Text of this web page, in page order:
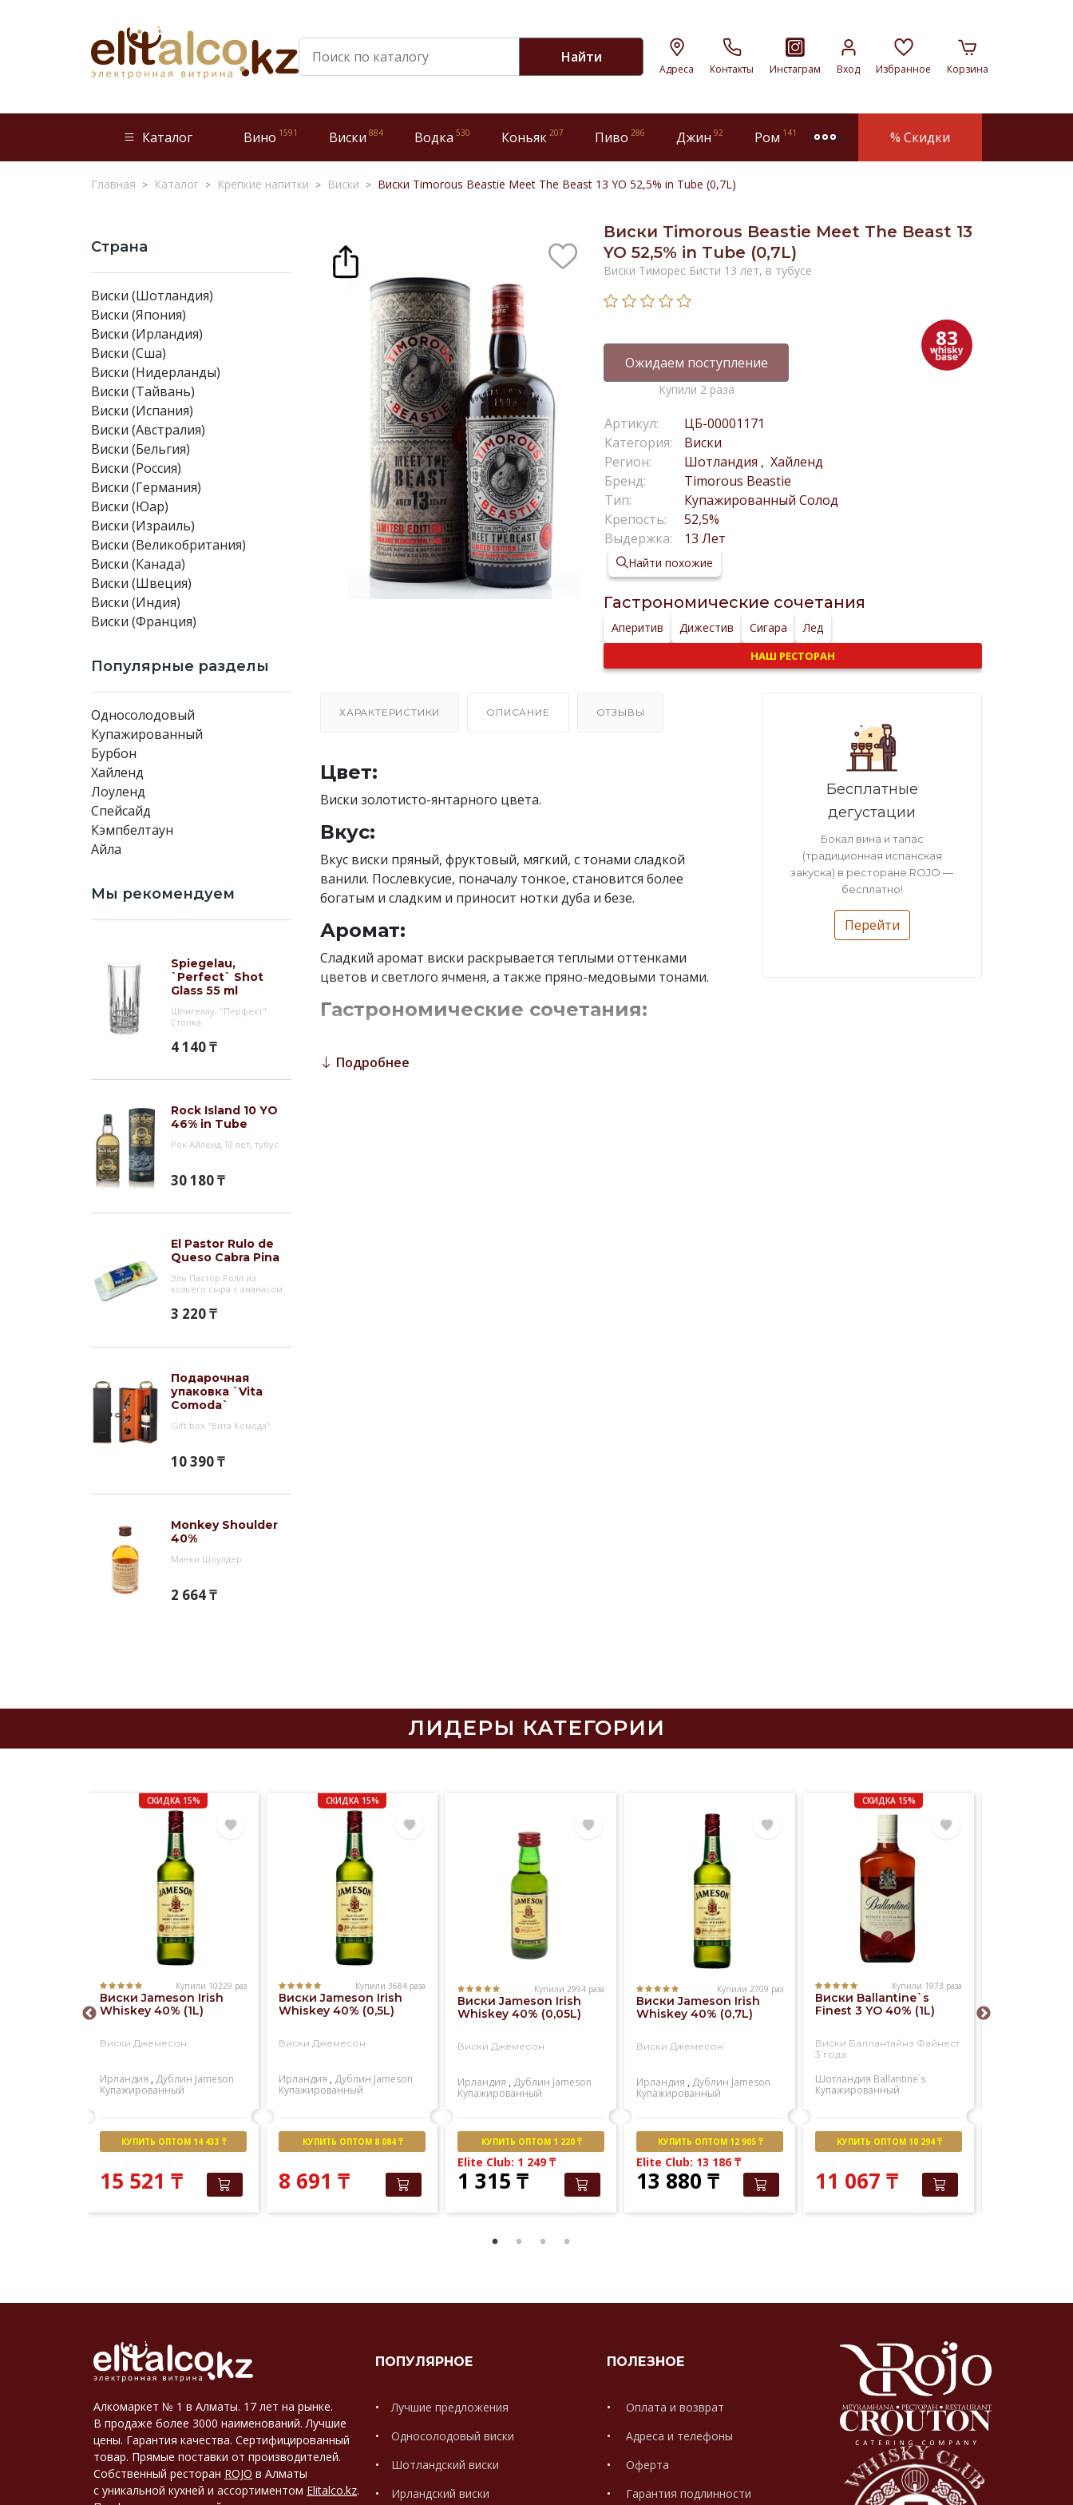
Найти
Адреса Контакты Инстаграм Вход Избранное Корзина
Каталог Вино 1591 Виски 884 Водка 530 Коньяк 207 Пиво 286 Джин 92 Ром 141 more % Скидки
Главная Каталог Крепкие напитки Виски Виски Timorous Beastie Meet The Beast 13 YO 52,5% in Tube (0,7L)
Страна
Виски (Шотландия)
Виски (Япония)
Виски (Ирландия)
Виски (Сша)
Виски (Нидерланды)
Виски (Тайвань)
Виски (Испания)
Виски (Австралия)
Виски (Бельгия)
Виски (Россия)
Виски (Германия)
Виски (Юар)
Виски (Израиль)
Виски (Великобритания)
Виски (Канада)
Виски (Швеция)
Виски (Индия)
Виски (Франция)
Популярные разделы
Односолодовый
Купажированный
Бурбон
Хайленд
Лоуленд
Спейсайд
Кэмпбелтаун
Айла
Мы рекомендуем
Spiegelau,
`Perfect` Shot
Glass 55 ml
Шпигелау, "Перфект"
Стопка
4 140 ₸
Rock Island 10 YO
46% in Tube
Рок Айленд 10 лет, тубус
30 180 ₸
El Pastor Rulo de
Queso Cabra Pina
Эль Пастор Ролл из
козьего сыра с ананасом
3 220 ₸
Подарочная
упаковка `Vita
Comoda`
Gift box "Вита Комода"
10 390 ₸
Monkey Shoulder
40%
Манки Шоулдер
2 664 ₸
Виски Timorous Beastie Meet The Beast 13
YO 52,5% in Tube (0,7L)
Виски Тиморес Бисти 13 лет, в тубусе
83
Ожидаем поступление
Купили 2 раза
Артикул:
ЦБ-00001171
Категория:
Виски
Регион:
Шотландия , Хайленд
Бренд:
Timorous Beastie
Тип:
Купажированный Солод
Крепость:
52,5%
Выдержка:
13 Лет
Найти похожие
Гастрономические сочетания
Аперитив Дижестив Сигара Лед
НАШ РЕСТОРАН
ХАРАКТЕРИСТИКИ ОПИСАНИЕ ОТЗЫВЫ
Цвет:
Виски золотисто-янтарного цвета.
Вкус:
Вкус виски пряный, фруктовый, мягкий, с тонами сладкой
ванили. Послевкусие, поначалу тонкое, становится более
богатым и сладким и приносит нотки дуба и безе.
Аромат:
Сладкий аромат виски раскрывается теплыми оттенками
цветов и светлого ячменя, а также пряно-медовыми тонами.
Гастрономические сочетания:
льда или небольшого количества воды.
Подробнее
Бесплатные
дегустации
Бокал вина и тапас
(традиционная испанская
закуска) в ресторане ROJO —
бесплатно!
Перейти
ЛИДЕРЫ КАТЕГОРИИ
СКИДКА 15%
Купили 10229 раз
Виски Jameson Irish
Whiskey 40% (1L)
Виски Джемесон
Ирландия , Дублин Jameson
Купажированный
КУПИТЬ ОПТОМ 14 433 ₸
15 521 ₸
СКИДКА 15%
Купили 3684 раза
Виски Jameson Irish
Whiskey 40% (0,5L)
Виски Джемесон
Ирландия , Дублин Jameson
Купажированный
КУПИТЬ ОПТОМ 8 084 ₸
8 691 ₸
Купили 2994 раза
Виски Jameson Irish
Whiskey 40% (0,05L)
Виски Джемесон
Ирландия , Дублин Jameson
Купажированный
КУПИТЬ ОПТОМ 1 220 ₸
Elite Club: 1 249₸
1 315 ₸
Купили 2709 раз
Виски Jameson Irish
Whiskey 40% (0,7L)
Виски Джемесон
Ирландия , Дублин Jameson
Купажированный
КУПИТЬ ОПТОМ 12 905 ₸
Elite Club: 13 186 ₸
13 880 ₸
СКИДКА 15%
Купили 1973 раза
Виски Ballantine`s
Finest 3 YO 40% (1L)
Виски Баллантайнз Файнест
3 года
Шотландия Ballantine`s
Купажированный
КУПИТЬ ОПТОМ 10 294 ₸
11 067 ₸
Алкомаркет № 1 в Алматы. 17 лет на рынке.
В продаже более 3000 наименований. Лучшие
цены. Гарантия качества. Сертифицированный
товар. Прямые поставки от производителей.
Собственный ресторан ROJO в Алматы
с уникальной кухней и ассортиментом Elitalco.kz.
ПОПУЛЯРНОЕ
Лучшие предложения
Односолодовый виски
Шотландский виски
Ирландский виски
ПОЛЕЗНОЕ
Оплата и возврат
Адреса и телефоны
Оферта
Гарантия подлинности